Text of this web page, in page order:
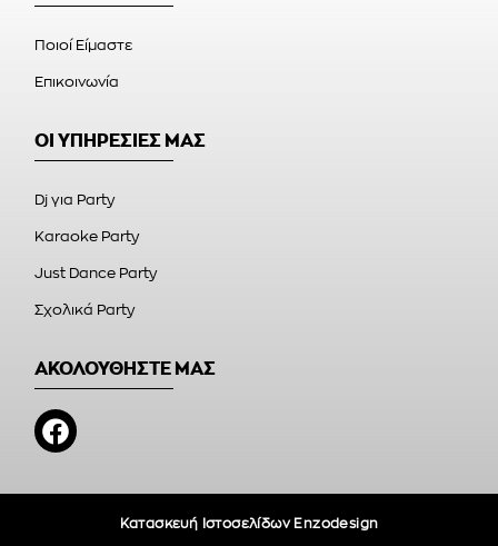
Ποιοί Είμαστε
Επικοινωνία
ΟΙ ΥΠΗΡΕΣΙΕΣ ΜΑΣ
Dj για Party
Karaoke Party
Just Dance Party
Σχολικά Party
ΑΚΟΛΟΥΘΗΣΤΕ ΜΑΣ
Κατασκευή Ιστοσελίδων Enzodesign